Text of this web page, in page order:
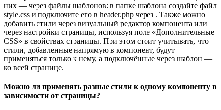
них — через файлы шаблонов: в папке шаблона создайте файл
style.css и подключите его в header.php через . Также можно
добавить стили через визуальный редактор компонента или
через настройки страницы, используя поле «Дополнительные
CSS» в свойствах страницы. При этом стоит учитывать, что
стили, добавленные напрямую в компонент, будут
применяться только к нему, а подключённые через шаблон —
ко всей странице.
Можно ли применять разные стили к одному компоненту в
зависимости от страницы?